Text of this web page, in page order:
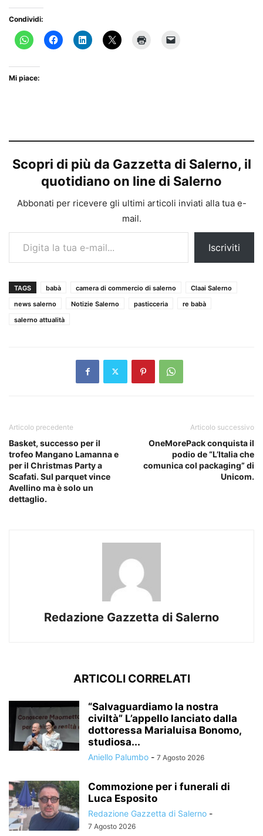
Condividi:
Mi piace:
Scopri di più da Gazzetta di Salerno, il
quotidiano on line di Salerno
Abbonati per ricevere gli ultimi articoli inviati alla tua e-
mail.
Digita la tua e-mail...
Iscriviti
TAGS babà camera di commercio di salerno
Claai Salerno
news salerno
Notizie Salerno pasticceria
re babà
salerno attualità
Articolo precedente
Basket, successo per il
trofeo Mangano Lamanna e
per il Christmas Party a
Scafati. Sul parquet vince
Avellino ma è solo un
dettaglio.
Articolo successivo
OneMorePack conquista il
podio de “L’Italia che
comunica col packaging” di
Unicom.
Redazione Gazzetta di Salerno
ARTICOLI CORRELATI
“Salvaguardiamo la nostra
civiltà” L’appello lanciato dalla
dottoressa Marialuisa Bonomo,
studiosa...
Aniello Palumbo - 7 Agosto 2026
Commozione per i funerali di
Luca Esposito
Redazione Gazzetta di Salerno -
7 Agosto 2026